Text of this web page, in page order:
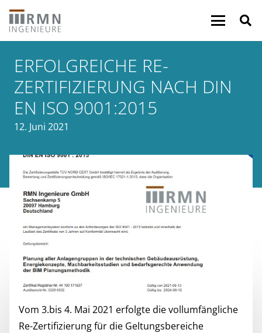
ERFOLGREICHE RE-
ZERTIFIZIERUNG NACH DIN
EN ISO 9001:2015
12. Juni 2021
Vom 3.bis 4. Mai 2021 erfolgte die vollumfängliche
Re-Zertifizierung für die Geltungsbereiche